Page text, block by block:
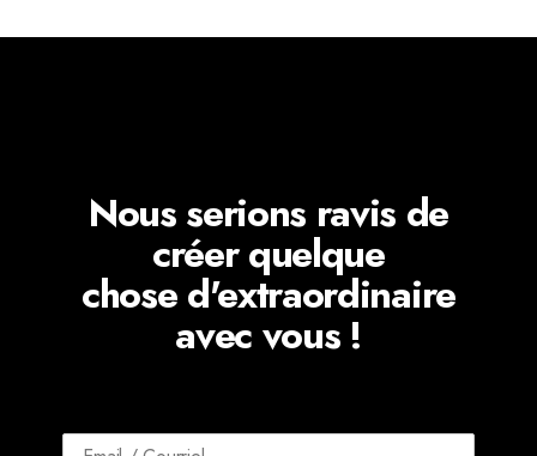
Nous serions ravis de
créer quelque
chose d'extraordinaire
avec vous !